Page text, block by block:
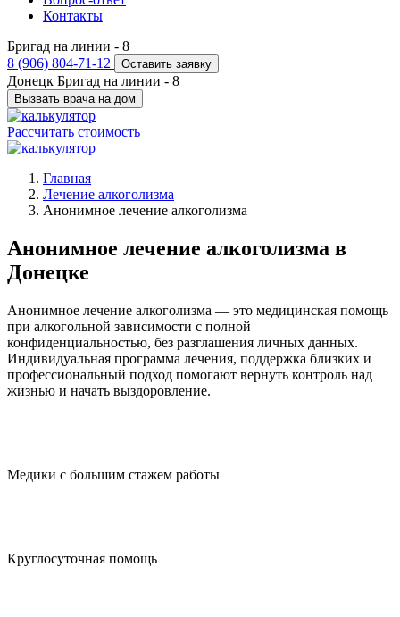
Контакты
Бригад на линии - 8
8 (906) 804-71-12
Оставить заявку
Донецк Бригад на линии - 8
Вызвать врача на дом
Рассчитать стоимость
Главная
Лечение алкоголизма
Анонимное лечение алкоголизма
Анонимное лечение алкоголизма в
Донецке
Анонимное лечение алкоголизма — это медицинская помощь
при алкогольной зависимости с полной
конфиденциальностью, без разглашения личных данных.
Индивидуальная программа лечения, поддержка близких и
профессиональный подход помогают вернуть контроль над
жизнью и начать выздоровление.
Медики с большим стажем работы
Круглосуточная помощь